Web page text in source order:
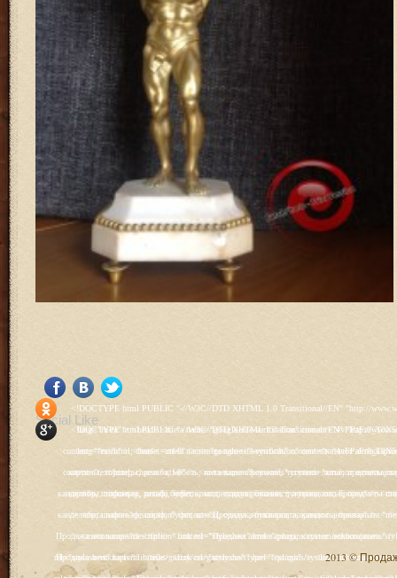
<!DOCTYPE html PUBLIC "-//W3C//DTD XHTML 1.0 Transitional//EN" "http://www.w3.org/TR/xhtml1/DTD/xhtml1-transitional.dtd"> <html xmlns="http://www.w3.org/1999/xhtml" xml:lang="ru-ru" lang="ru-ru" > <head> <meta name="google-site-verification" content="4vFPaFr8_T0N5uYcY4vh3M1DtIkbIJH6yDV7_NDqfJc" /> <base href="http://antik.1kzn.ru/" /> <meta http-equiv="content-type" content="text/html; charset=utf-8" /> <meta name="keywords" content="каталог антиквариат, часы продажа, старинные часы, напольные часы, настенные часы, каминные часы, мебель, старинные люстры, картины, торшеры, резьба, мебель, коллекционирование, чугунное литьё, предметы старины, реставрация, интерьер, модерн, классицизм, кресло, диван, мозаика, гарнитур, дуб, зеркало, светильник, канделябр, шифоньер, шкаф, буфет, комод, сундук, букинист, жирандоль, бронза" /> <meta name="rights" content="Продажа антиквариата http://antik.1kzn.ru" /> <meta name="author" content="Super User" /> <meta name="description" content="Продажа антиквариата, каталог антиквариата." /> <meta name="generator" content="Joomla! - Open Source Content Management" /> <title>Каталог антиквариата - Продажа антиквариата </title> <link rel="stylesheet" href="/plugins/system/rokbox/assets/styles/rokbox.css" type="text/css" /> <link rel="stylesheet" href="/libraries/gantry/css/grid-12.css" type="text/css" /> <link rel="stylesheet" href="/libraries/gantry/css/gantry.css" type="text/css" /> <link rel="stylesheet" href="/libraries/gantry/css/joomla.css" type="text/css" /> <link rel="stylesheet" href="/templates/rt_juxta/css/joomla.css" type="text/css" /> <link rel="stylesheet" href="/templates/rt_juxta/css/style1.css" type="text/css" /> <link rel="stylesheet" href="/templates/rt_juxta/css/demo-styles.css" type="text/css" /> <link rel="stylesheet" href="/templates/rt_juxta/css/template.css" type="text/css" /> <link rel="stylesheet" href="/templates/rt_juxta/css/template-firefox.css" type="text/css" /> <link rel="stylesheet" href="/templates/rt_juxta/css/typography.css" type="text/css" /> <link rel="stylesheet" href="/templates/rt_juxta/css/backgrounds.css" type="text/css" /> <link rel="stylesheet" href="/templates/rt_juxta/css/fusionmenu.css" type="text/css" /> <link rel="stylesheet" href="/modules/mod_roknewspager/themes/light/roknewspager.css" type="text/css" /> <style type="text/css"> #rt-main-surround ul.menu li.active > a, #rt-main-surround ul.menu li.active > .separator, #rt-main-surround ul.menu li.active > .item, #rt-main-surround .square4 ul.menu li:hover > a, #rt-main-surround .square4 ul.menu li:hover > .item, #rt-main-surround .square4 ul.menu li:hover > .separator, .roktabs-links ul li.active span, .menutop li:hover > .item, .menutop li.f-menuparent-itemfocus .item, .menutop li.active > .item {color:#660000;} a, .button, #rt-main-surround ul.menu a:hover, #rt-main-surround ul.menu .separator:hover, #rt-main-surround ul.menu .item:hover, .title1 .module-title .title, #rt-main .item_add:link, #rt-main .item_add:visited, #rt-main .simpleCart_empty:link, #rt-main .simpleCart_empty:visited, #rt-main .simpleCart_checkout:link, #rt-main .simpleCart_checkout:visited {color:#660000;} body #rt-logo {width:400px;height:200px;} </style> <script src="/media/system/js/mootools-core.js" type="text/javascript"></script> <script src="/media/system/js/core.js" type="text/javascript"></script> <script src="/media/
<!DOCTYPE html PUBLIC "-//W3C//DTD XHTML 1.0 Transitional//EN" "http://www.w3.org/TR/xhtml1/DTD/xhtml1-transitional.dtd"> <html xmlns="http://www.w3.org/1999/xhtml" xml:lang="ru-ru" lang="ru-ru" > <head> <meta name="google-site-verification" content="4vFPaFr8_T0N5uYcY4vh3M1DtIkbIJH6yDV7_NDqfJc" /> <base href="http://antik.1kzn.ru/" /> <meta http-equiv="content-type" content="text/html; charset=utf-8" /> <meta name="keywords" content="каталог антиквариат, часы продажа, старинные часы, напольные часы, настенные часы, каминные часы, мебель, старинные люстры, картины, торшеры, резьба, мебель, коллекционирование, чугунное литьё, предметы старины, реставрация, интерьер, модерн, классицизм, кресло, диван, мозаика, гарнитур, дуб, зеркало, светильник, канделябр, шифоньер, шкаф, буфет, комод, сундук, букинист, жирандоль, бронза" /> <meta name="rights" content="Продажа антиквариата http://antik.1kzn.ru" /> <meta name="author" content="Super User" /> <meta name="description" content="Продажа антиквариата, каталог антиквариата." /> <meta name="generator" content="Joomla! - Open Source Content Management" /> <title>Каталог антиквариата - Продажа антиквариата </title> <link rel="stylesheet" href="/plugins/system/rokbox/assets/styles/rokbox.css" type="text/css" /> <link rel="stylesheet" href="/libraries/gantry/css/grid-12.css" type="text/css" /> <link rel="stylesheet" href="/libraries/gantry/css/gantry.css" type="text/css" /> <link rel="stylesheet" href="/libraries/gantry/css/joomla.css" type="text/css" /> <link rel="stylesheet" href="/templates/rt_juxta/css/joomla.css" type="text/css" /> <link rel="stylesheet" href="/templates/rt_juxta/css/style1.css" type="text/css" /> <link rel="stylesheet" href="/templates/rt_juxta/css/demo-styles.css" type="text/css" /> <link rel="stylesheet" href="/templates/rt_juxta/css/template.css" type="text/css" /> <link rel="stylesheet" href="/templates/rt_juxta/css/template-firefox.css" type="text/css" /> <link rel="stylesheet" href="/templates/rt_juxta/css/typography.css" type="text/css" /> <link rel="stylesheet" href="/templates/rt_juxta/css/backgrounds.css" type="text/css" /> <link rel="stylesheet" href="/templates/rt_juxta/css/fusionmenu.css" type="text/css" /> <link rel="stylesheet" href="/modules/mod_roknewspager/themes/light/roknewspager.css" type="text/css" /> <style type="text/css"> #rt-main-surround ul.menu li.active > a, #rt-main-surround ul.menu li.active > .separator, #rt-main-surround ul.menu li.active > .item, #rt-main-surround .square4 ul.menu li:hover > a, #rt-main-surround .square4 ul.menu li:hover > .item, #rt-main-surround .square4 ul.menu li:hover > .separator, .roktabs-links ul li.active span, .menutop li:hover > .item, .menutop li.f-menuparent-itemfocus .item, .menutop li.active > .item {color:#660000;} a, .button, #rt-main-surround ul.menu a:hover, #rt-main-surround ul.menu .separator:hover, #rt-main-surround ul.menu .item:hover, .title1 .module-title .title, #rt-main .item_add:link, #rt-main .item_add:visited, #rt-main .simpleCart_empty:link, #rt-main .simpleCart_empty:visited, #rt-main .simpleCart_checkout:link, #rt-main .simpleCart_checkout:visited {color:#660000;} body #rt-logo {width:400px;height:200px;} </style> <script src="/media/system/js/mootools-core.js" type="text/javascript"></script> <script src="/media/system/js/core.js" type="text/javascript"></script> <script src="/media/
Social Like
2013 ©